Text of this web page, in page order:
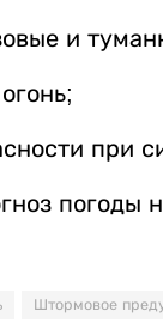
и
при
Штормовое